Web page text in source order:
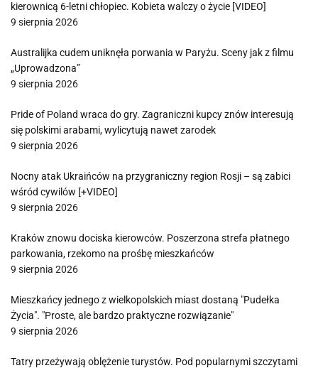
kierownicą 6-letni chłopiec. Kobieta walczy o życie [VIDEO]
9 sierpnia 2026
Australijka cudem uniknęła porwania w Paryżu. Sceny jak z filmu
„Uprowadzona”
9 sierpnia 2026
Pride of Poland wraca do gry. Zagraniczni kupcy znów interesują
się polskimi arabami, wylicytują nawet zarodek
9 sierpnia 2026
Nocny atak Ukraińców na przygraniczny region Rosji – są zabici
wśród cywilów [+VIDEO]
9 sierpnia 2026
Kraków znowu dociska kierowców. Poszerzona strefa płatnego
parkowania, rzekomo na prośbę mieszkańców
9 sierpnia 2026
Mieszkańcy jednego z wielkopolskich miast dostaną "Pudełka
Życia". "Proste, ale bardzo praktyczne rozwiązanie"
9 sierpnia 2026
Tatry przeżywają oblężenie turystów. Pod popularnymi szczytami